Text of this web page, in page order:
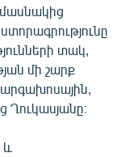
տակ,
մի շարք
Ղուկասյանը։